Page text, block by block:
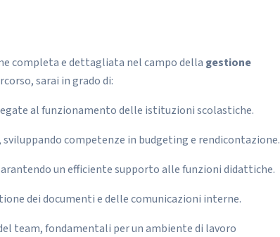
completa e dettagliata nel campo della gestione
sarai in grado di:
al funzionamento delle istituzioni scolastiche.
competenze in budgeting e rendicontazione.
un efficiente supporto alle funzioni didattiche.
dei documenti e delle comunicazioni interne.
team, fondamentali per un ambiente di lavoro